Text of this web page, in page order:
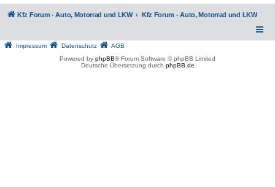
Kfz Forum - Auto, Motorrad und LKW Kfz Forum - Auto, Motorrad und LKW
Impressum Datenschutz
AGB
Powered by phpBB® Forum Software © phpBB Limited
Deutsche Übersetzung durch phpBB.de